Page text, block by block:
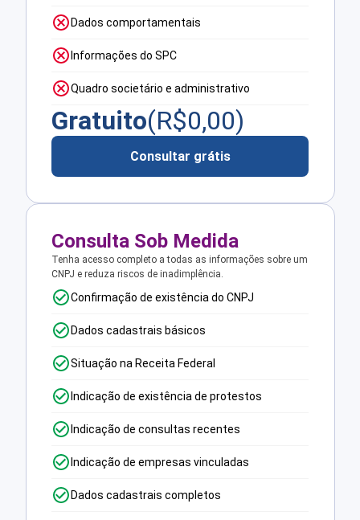
Dados comportamentais
Informações do SPC
Quadro societário e administrativo
Gratuito(R$0,00)
Consultar grátis
Consulta Sob Medida
Tenha acesso completo a todas as informações sobre um
CNPJ e reduza riscos de inadimplência.
Confirmação de existência do CNPJ
Dados cadastrais básicos
Situação na Receita Federal
Indicação de existência de protestos
Indicação de consultas recentes
Indicação de empresas vinculadas
Dados cadastrais completos